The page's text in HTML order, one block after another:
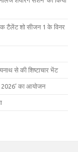
टैलेंट शो सीजन 1 के विनर
से की शिष्टाचार भेंट
का आयोजन